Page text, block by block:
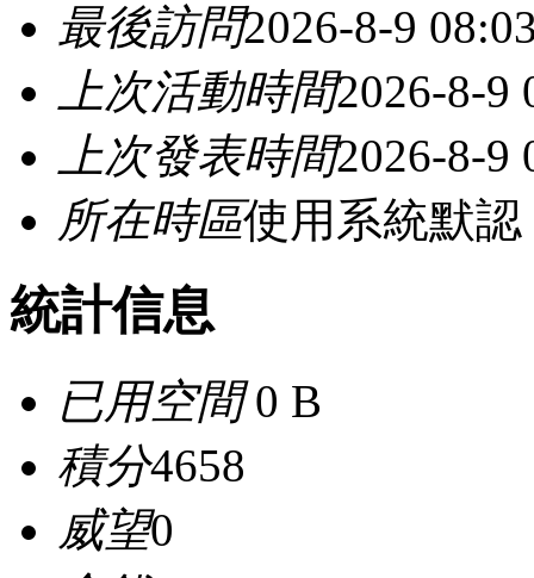
最後訪問2026-8-9
上次活動時間2026-8-9
上次發表時間2026-8-9
所在時區使用系統默認
統計信息
已用空間0 B
積分4658
威望0